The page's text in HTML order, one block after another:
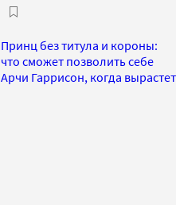
Принц без титула и короны:
что сможет позволить себе
Арчи Гаррисон, когда вырастет